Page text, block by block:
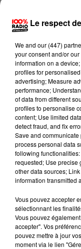
surtout la
véritable
aujourd'hui
dans le cadre
plusieurs
"nie le corps et
parfois mène à de
et abus sexuels
L'association
pour la fin de
religieux. Une loi
douzième siècle
mais aussi pour
de ces prêtres
Les membres de
obsolète et qui
dans la Bible.
Le respect
We and our (447)
your consent and/or
information on a
profiles for
advertising; Measure
performance;
of data from different
profiles to personalise
content; Use limited
detect fraud, and fix
Save and
process personal data
following
requested; Use precise
other data sources;
information transmitted
Vous pouvez accepter
sélectionnant les
Vous pouvez
accepter". Vos
pouvez mettre à jour
moment via le lien